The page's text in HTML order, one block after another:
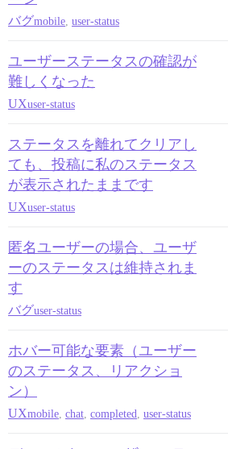
バグmobile user-status
ユーザーステータスの確認が
難しくなった
UXuser-status
ステータスを離れてクリアし
ても、投稿に私のステータス
が表示されたままです
UXuser-status
匿名ユーザーの場合、ユーザ
ーのステータスは維持されま
す
バグuser-status
ホバー可能な要素（ユーザー
のステータス、リアクショ
ン）
UXmobile chat completed user-status